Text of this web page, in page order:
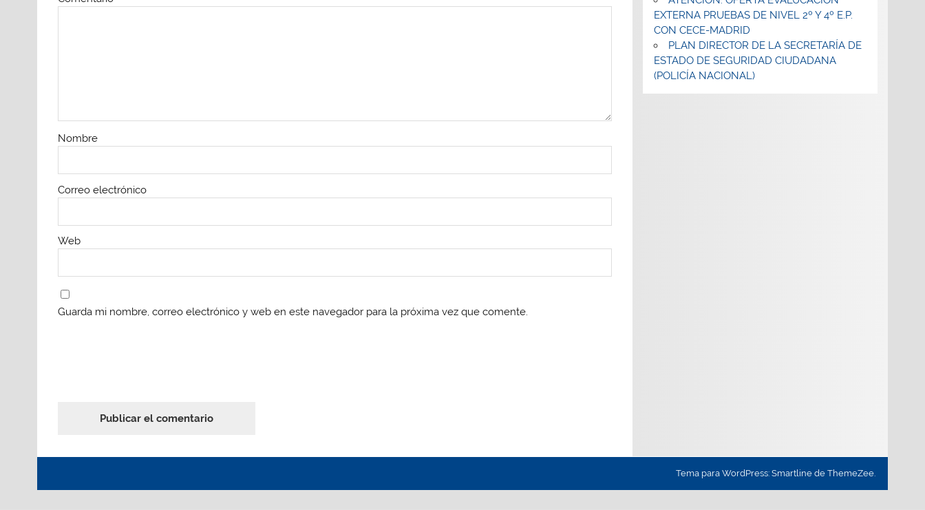
Nombre
Correo electrónico
Web
Guarda mi nombre, correo electrónico y web en este navegador para la próxima vez que comente.
EXTERNA PRUEBAS DE NIVEL 2º Y 4º E.P.
CON CECE-MADRID
PLAN DIRECTOR DE LA SECRETARÍA DE
ESTADO DE SEGURIDAD CIUDADANA
(POLICÍA NACIONAL)
Tema para WordPress: Smartline de ThemeZee.